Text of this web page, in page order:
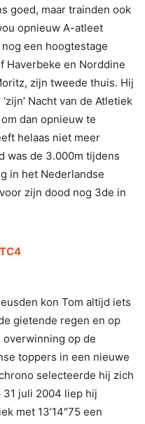
goed, maar trainden ook
opnieuw A-atleet
een hoogtestage
Haverbeke en Norddine
zijn tweede thuis. Hij
Nacht van de Atletiek
dan opnieuw te
helaas niet meer
was de 3.000m tijdens
in het Nederlandse
zijn dood nog 3de in
kon Tom altijd iets
gietende regen en op
op de
toppers in een nieuwe
selecteerde hij zich
31 juli 2004 liep hij
met 13’14″75 een